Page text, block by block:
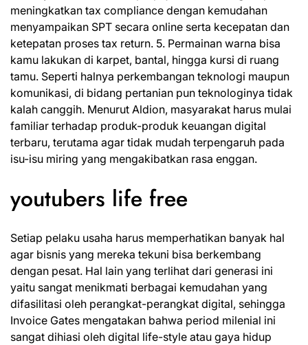
meningkatkan tax compliance dengan kemudahan
menyampaikan SPT secara online serta kecepatan dan
ketepatan proses tax return. 5. Permainan warna bisa
kamu lakukan di karpet, bantal, hingga kursi di ruang
tamu. Seperti halnya perkembangan teknologi maupun
komunikasi, di bidang pertanian pun teknologinya tidak
kalah canggih. Menurut Aldion, masyarakat harus mulai
familiar terhadap produk-produk keuangan digital
terbaru, terutama agar tidak mudah terpengaruh pada
isu-isu miring yang mengakibatkan rasa enggan.
youtubers life free
Setiap pelaku usaha harus memperhatikan banyak hal
agar bisnis yang mereka tekuni bisa berkembang
dengan pesat. Hal lain yang terlihat dari generasi ini
yaitu sangat menikmati berbagai kemudahan yang
difasilitasi oleh perangkat-perangkat digital, sehingga
Invoice Gates mengatakan bahwa period milenial ini
sangat dihiasi oleh digital life-style atau gaya hidup